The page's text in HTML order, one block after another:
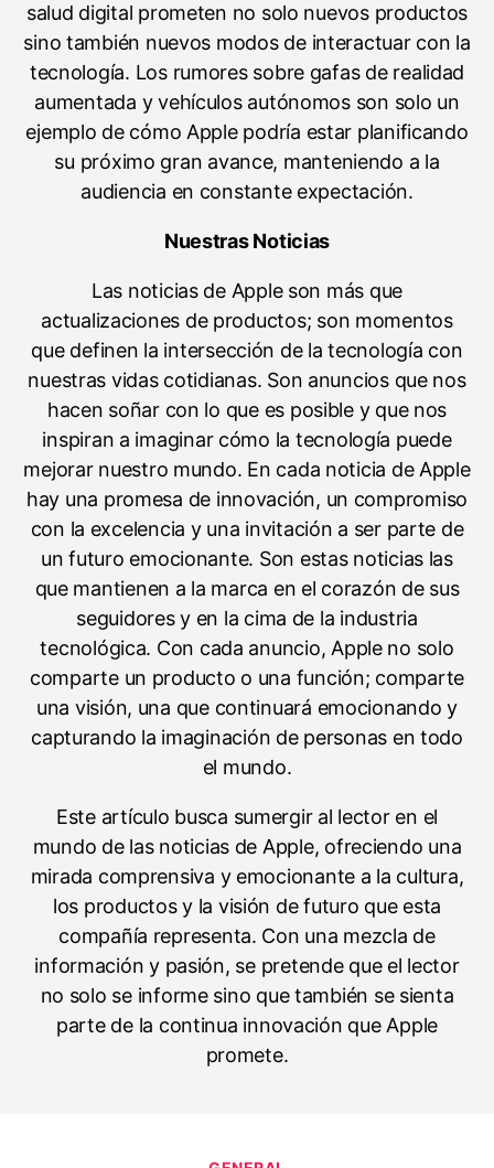
salud digital prometen no solo nuevos productos
sino también nuevos modos de interactuar con la
tecnología. Los rumores sobre gafas de realidad
aumentada y vehículos autónomos son solo un
ejemplo de cómo Apple podría estar planificando
su próximo gran avance, manteniendo a la
audiencia en constante expectación.
Nuestras Noticias
Las noticias de Apple son más que
actualizaciones de productos; son momentos
que definen la intersección de la tecnología con
nuestras vidas cotidianas. Son anuncios que nos
hacen soñar con lo que es posible y que nos
inspiran a imaginar cómo la tecnología puede
mejorar nuestro mundo. En cada noticia de Apple
hay una promesa de innovación, un compromiso
con la excelencia y una invitación a ser parte de
un futuro emocionante. Son estas noticias las
que mantienen a la marca en el corazón de sus
seguidores y en la cima de la industria
tecnológica. Con cada anuncio, Apple no solo
comparte un producto o una función; comparte
una visión, una que continuará emocionando y
capturando la imaginación de personas en todo
el mundo.
Este artículo busca sumergir al lector en el
mundo de las noticias de Apple, ofreciendo una
mirada comprensiva y emocionante a la cultura,
los productos y la visión de futuro que esta
compañía representa. Con una mezcla de
información y pasión, se pretende que el lector
no solo se informe sino que también se sienta
parte de la continua innovación que Apple
promete.
C